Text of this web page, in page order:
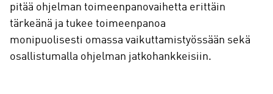
pitää ohjelman toimeenpanovaihetta erittäin
tärkeänä ja tukee toimeenpanoa
monipuolisesti omassa vaikuttamistyössään sekä
osallistumalla ohjelman jatkohankkeisiin.